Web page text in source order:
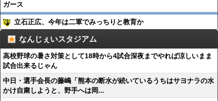
ガース
立石正広、今年は二軍でみっちりと教育か
なんじぇいスタジアム
高校野球の暑さ対策として18時から4試合深夜までやれば涼しいまま
試合出来るじゃん
中日・選手会長の藤嶋「熊本の断水が続いているうちはサヨナラの水
かけ自粛しようと、野手へは岡...